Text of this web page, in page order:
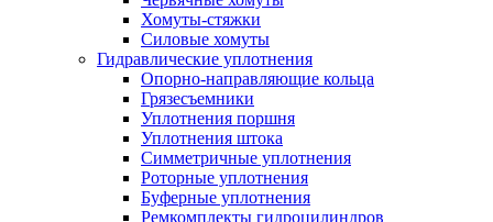
Хомуты-стяжки
Силовые хомуты
Гидравлические уплотнения
Опорно-направляющие кольца
Грязесъемники
Уплотнения поршня
Уплотнения штока
Симметричные уплотнения
Роторные уплотнения
Буферные уплотнения
Ремкомплекты гидроцилиндров